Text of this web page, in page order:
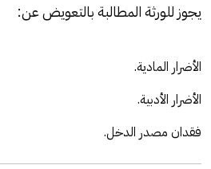
يجوز للورثة المطالبة بالتعويض عن:
الأضرار المادية.
الأضرار الأدبية.
فقدان مصدر الدخل.